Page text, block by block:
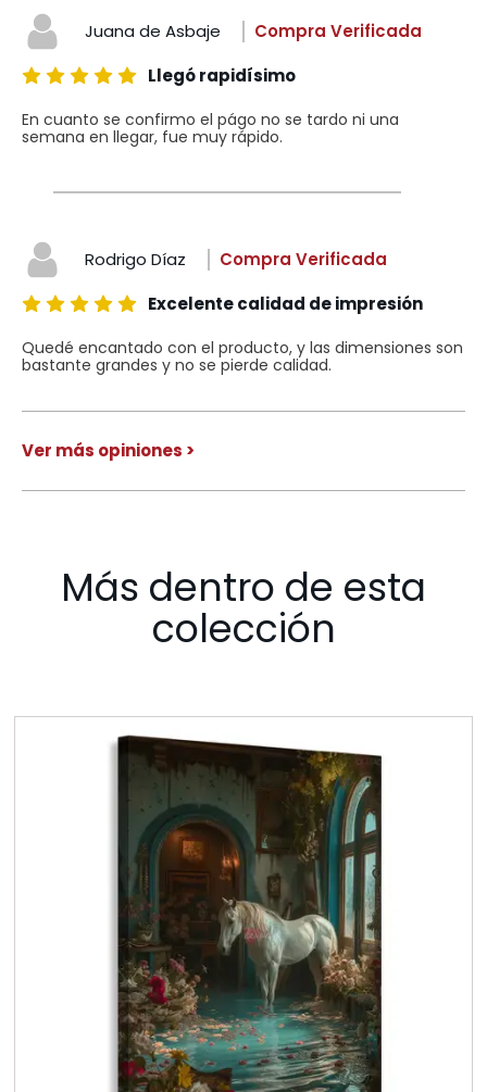
Juana de Asbaje
Compra Verificada
Llegó rapidísimo
En cuanto se confirmo el págo no se tardo ni una
semana en llegar, fue muy rápido.
Rodrigo Díaz
Compra Verificada
Excelente calidad de impresión
Quedé encantado con el producto, y las dimensiones son
bastante grandes y no se pierde calidad.
Ver más opiniones >
Más dentro de esta
colección